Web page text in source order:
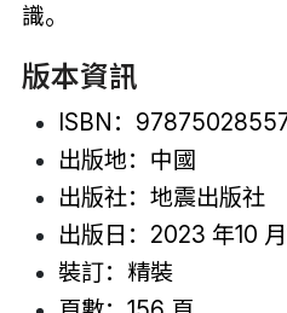
識。
版本資訊
ISBN：
出版地：中國
出版社：地震出版社
出版日：2023 年10 月
裝訂：精裝